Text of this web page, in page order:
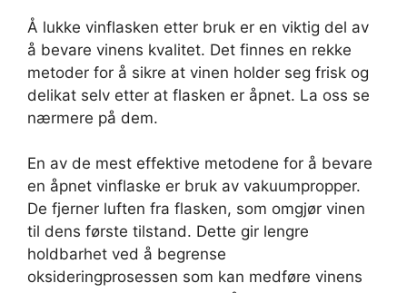
Å lukke vinflasken etter bruk er en viktig del av
å bevare vinens kvalitet. Det finnes en rekke
metoder for å sikre at vinen holder seg frisk og
delikat selv etter at flasken er åpnet. La oss se
nærmere på dem.
En av de mest effektive metodene for å bevare
en åpnet vinflaske er bruk av vakuumpropper.
De fjerner luften fra flasken, som omgjør vinen
til dens første tilstand. Dette gir lengre
holdbarhet ved å begrense
oksideringprosessen som kan medføre vinens